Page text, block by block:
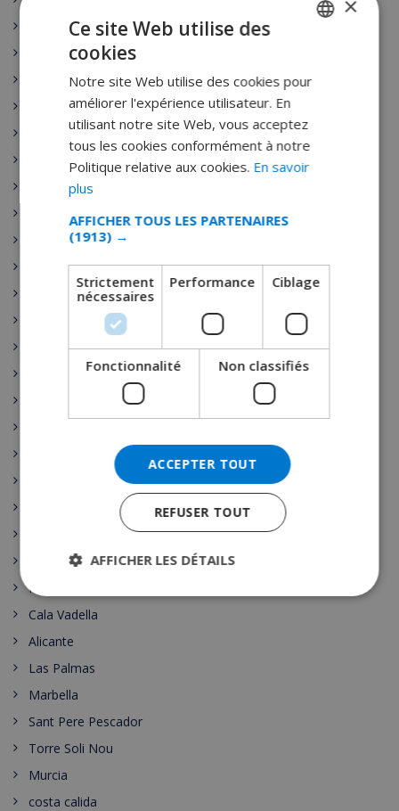
Santa Susanna
L’Estartit
Palamos
Playa de Aro
Sant Antoni de Calonge
Tamariu
Sant Feliu de Guixols
Pineda de Mar
Rojales
Sant Josep de sa Talaia
Santa Cristina de Aro
Benidorm
Maspalomas
Cala Vadella
Alicante
Las Palmas
Marbella
Sant Pere Pescador
Torre Soli Nou
Murcia
costa calida
DUTCH
SPANISH
GERMAN
DANISH
×
Ce site Web utilise des
cookies
Notre site Web utilise des cookies pour
améliorer l'expérience utilisateur. En
utilisant notre site Web, vous acceptez
tous les cookies conformément à notre
Politique relative aux cookies. En savoir
plus
AFFICHER TOUS LES PARTENAIRES
(1913) →
Strictement
nécessaires
Performance Ciblage
Fonctionnalité Non classifiés
ACCEPTER TOUT
REFUSER TOUT
AFFICHER LES DÉTAILS